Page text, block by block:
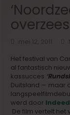
overzees
mei 12, 2011
Het festival van
al fantastisch
kassucces
Duitsland — maar
werd door
De film vertelt